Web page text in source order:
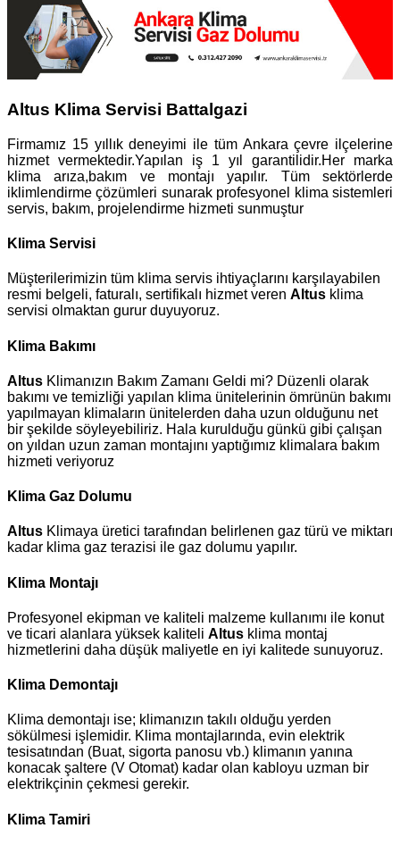
Altus Klima Servisi Battalgazi
Firmamız 15 yıllık deneyimi ile tüm Ankara çevre ilçelerine
hizmet vermektedir.Yapılan iş 1 yıl garantilidir.Her marka
klima arıza,bakım ve montajı yapılır. Tüm sektörlerde
iklimlendirme çözümleri sunarak profesyonel klima sistemleri
servis, bakım, projelendirme hizmeti sunmuştur
Klima Servisi
Müşterilerimizin tüm klima servis ihtiyaçlarını karşılayabilen
resmi belgeli, faturalı, sertifikalı hizmet veren Altus klima
servisi olmaktan gurur duyuyoruz.
Klima Bakımı
Altus Klimanızın Bakım Zamanı Geldi mi? Düzenli olarak
bakımı ve temizliği yapılan klima ünitelerinin ömrünün bakımı
yapılmayan klimaların ünitelerden daha uzun olduğunu net
bir şekilde söyleyebiliriz. Hala kurulduğu günkü gibi çalışan
on yıldan uzun zaman montajını yaptığımız klimalara bakım
hizmeti veriyoruz
Klima Gaz Dolumu
Altus Klimaya üretici tarafından belirlenen gaz türü ve miktarı
kadar klima gaz terazisi ile gaz dolumu yapılır.
Klima Montajı
Profesyonel ekipman ve kaliteli malzeme kullanımı ile konut
ve ticari alanlara yüksek kaliteli Altus klima montaj
hizmetlerini daha düşük maliyetle en iyi kalitede sunuyoruz.
Klima Demontajı
Klima demontajı ise; klimanızın takılı olduğu yerden
sökülmesi işlemidir. Klima montajlarında, evin elektrik
tesisatından (Buat, sigorta panosu vb.) klimanın yanına
konacak şaltere (V Otomat) kadar olan kabloyu uzman bir
elektrikçinin çekmesi gerekir.
Klima Tamiri